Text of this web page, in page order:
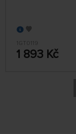
1GT0119
1 893 Kč